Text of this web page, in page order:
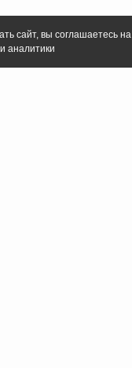
сайт, вы соглашаетесь на
аналитики